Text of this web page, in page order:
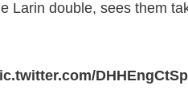
Larin double, sees them
DHHEngCtSp